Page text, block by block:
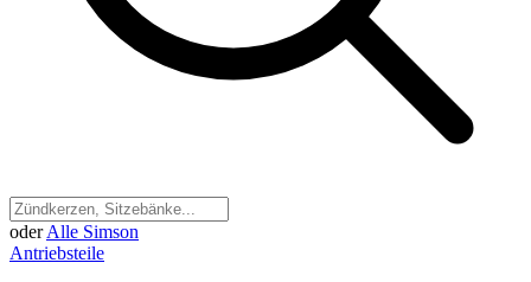
oder Alle Simson
Antriebsteile